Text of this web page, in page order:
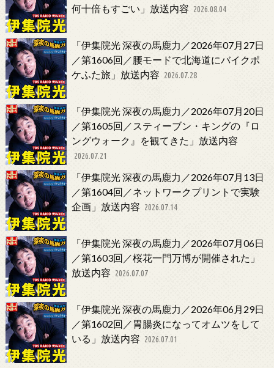
何十倍もすごい」放送内容 2026.08.04
「伊集院光 深夜の馬鹿力／2026年07月27日
／第1606回／腰モードで北海道にバイクポ
ケふた旅」放送内容 2026.07.28
「伊集院光 深夜の馬鹿力／2026年07月20日
／第1605回／スティーブン・キングの『ロ
ングウォーク』を観てきた」放送内容
2026.07.21
「伊集院光 深夜の馬鹿力／2026年07月13日
／第1604回／ネットワークプリントで実験
企画」放送内容 2026.07.14
「伊集院光 深夜の馬鹿力／2026年07月06日
／第1603回／桜花一門万博が開催された」
放送内容 2026.07.07
「伊集院光 深夜の馬鹿力／2026年06月29日
／第1602回／胃腸炎になってオムツをして
いる」放送内容 2026.07.01